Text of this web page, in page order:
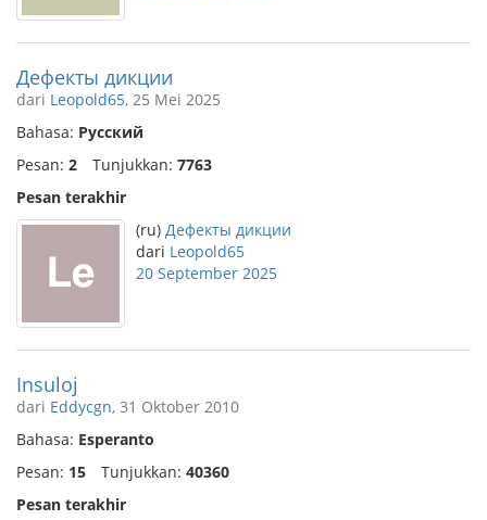
Дефекты дикции
dari Leopold65, 25 Mei 2025
Bahasa: Русский
Pesan: 2 Tunjukkan: 7763
Pesan terakhir
(ru) Дефекты дикции
dari Leopold65
20 September 2025
Insuloj
dari Eddycgn, 31 Oktober 2010
Bahasa: Esperanto
Pesan: 15 Tunjukkan: 40360
Pesan terakhir